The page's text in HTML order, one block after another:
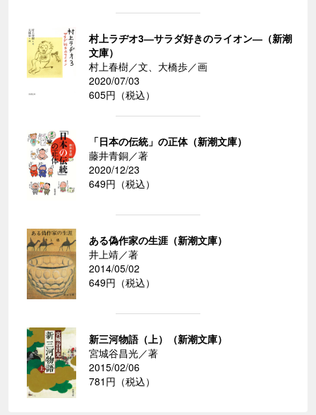
村上ラヂオ3―サラダ好きのライオン―（新潮
文庫）
村上春樹／文、大橋歩／画
2020/07/03
605円（税込）
「日本の伝統」の正体（新潮文庫）
藤井青銅／著
2020/12/23
649円（税込）
ある偽作家の生涯（新潮文庫）
井上靖／著
2014/05/02
649円（税込）
新三河物語（上）（新潮文庫）
宮城谷昌光／著
2015/02/06
781円（税込）